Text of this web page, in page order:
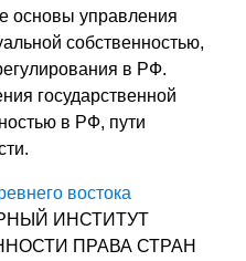
основы управления
собственностью,
в РФ.
государственной
в РФ, пути
востока
ИНСТИТУТ
ПРАВА СТРАН